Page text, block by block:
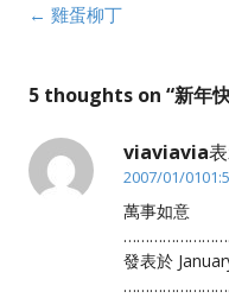
Post
← 雞蛋柳丁
5 thoughts on “新年
viaviavia
2007/01/
萬事如意
發表於